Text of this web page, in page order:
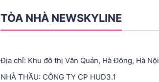
TÒA NHÀ NEWSKYLINE
Địa chỉ: Khu đô thị Văn Quán, Hà Đông, Hà Nội
NHÀ THẦU: CÔNG TY CP HUD3.1